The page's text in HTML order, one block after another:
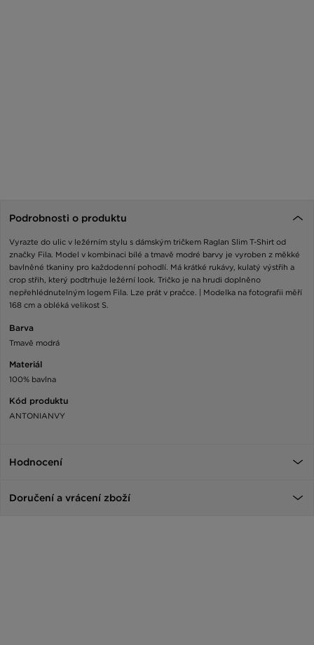
Podrobnosti o produktu
Vyrazte do ulic v ležérním stylu s dámským tričkem Raglan Slim T-Shirt od
značky Fila. Model v kombinaci bílé a tmavě modré barvy je vyroben z měkké
bavlněné tkaniny pro každodenní pohodlí. Má krátké rukávy, kulatý výstřih a
crop střih, který podtrhuje ležérní look. Tričko je na hrudi doplněno
nepřehlédnutelným logem Fila. Lze prát v pračce. | Modelka na fotografii měří
168 cm a obléká velikost S.
Barva
Tmavě modrá
Materiál
100% bavlna
Kód produktu
ANTONIANVY
Hodnocení
Doručení a vrácení zboží